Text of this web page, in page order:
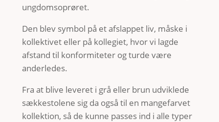
ungdomsoprøret.
Den blev symbol på et afslappet liv, måske i
kollektivet eller på kollegiet, hvor vi lagde
afstand til konformiteter og turde være
anderledes.
Fra at blive leveret i grå eller brun udviklede
sækkestolene sig da også til en mangefarvet
kollektion, så de kunne passes ind i alle typer